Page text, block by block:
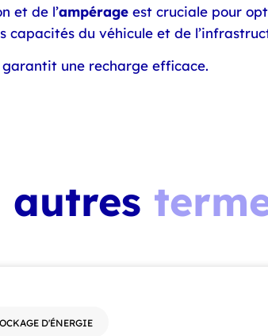
et de l’ampérage est cruciale pour
capacités du véhicule et de
une recharge efficace.
autres
D'ÉNERGIE